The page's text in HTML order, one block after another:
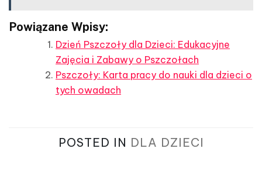
Powiązane Wpisy:
Dzień Pszczoły dla Dzieci: Edukacyjne
Zajęcia i Zabawy o Pszczołach
Pszczoły: Karta pracy do nauki dla dzieci o
tych owadach
POSTED IN DLA DZIECI